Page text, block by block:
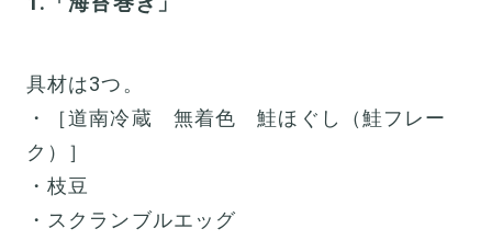
具材は3つ。
・［道南冷蔵 無着色 鮭ほぐし（鮭フレー
ク）］
・枝豆
・スクランブルエッグ